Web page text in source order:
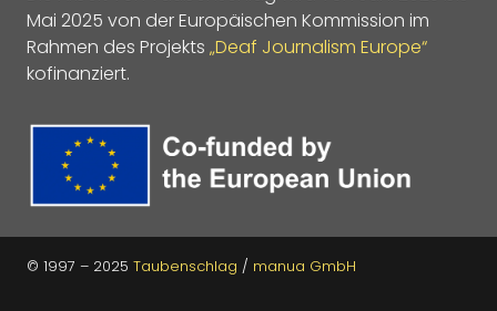
Mai 2025 von der Europäischen Kommission im
Rahmen des Projekts „Deaf Journalism Europe“
kofinanziert.
© 1997 – 2025 Taubenschlag / manua GmbH